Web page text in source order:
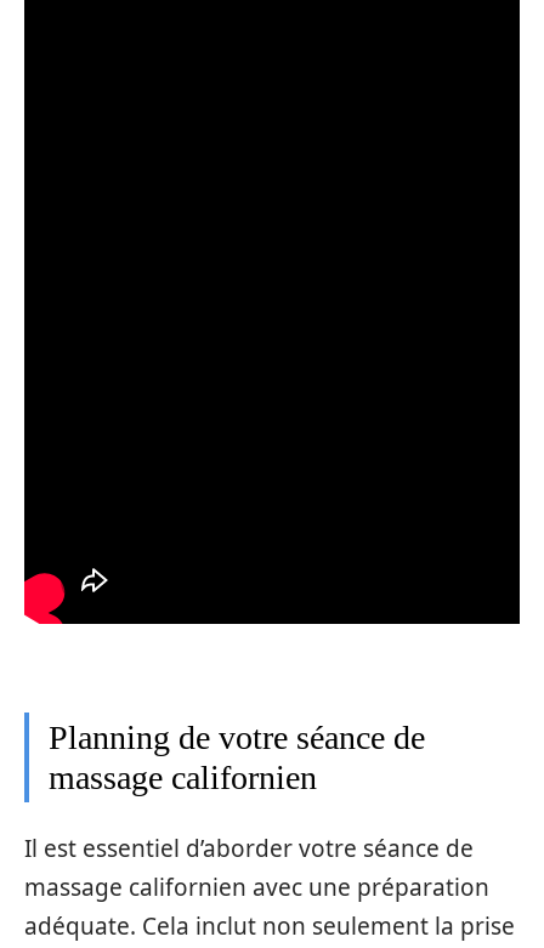
Planning de votre séance de
massage californien
Il est essentiel d’aborder votre séance de
massage californien avec une préparation
adéquate. Cela inclut non seulement la prise